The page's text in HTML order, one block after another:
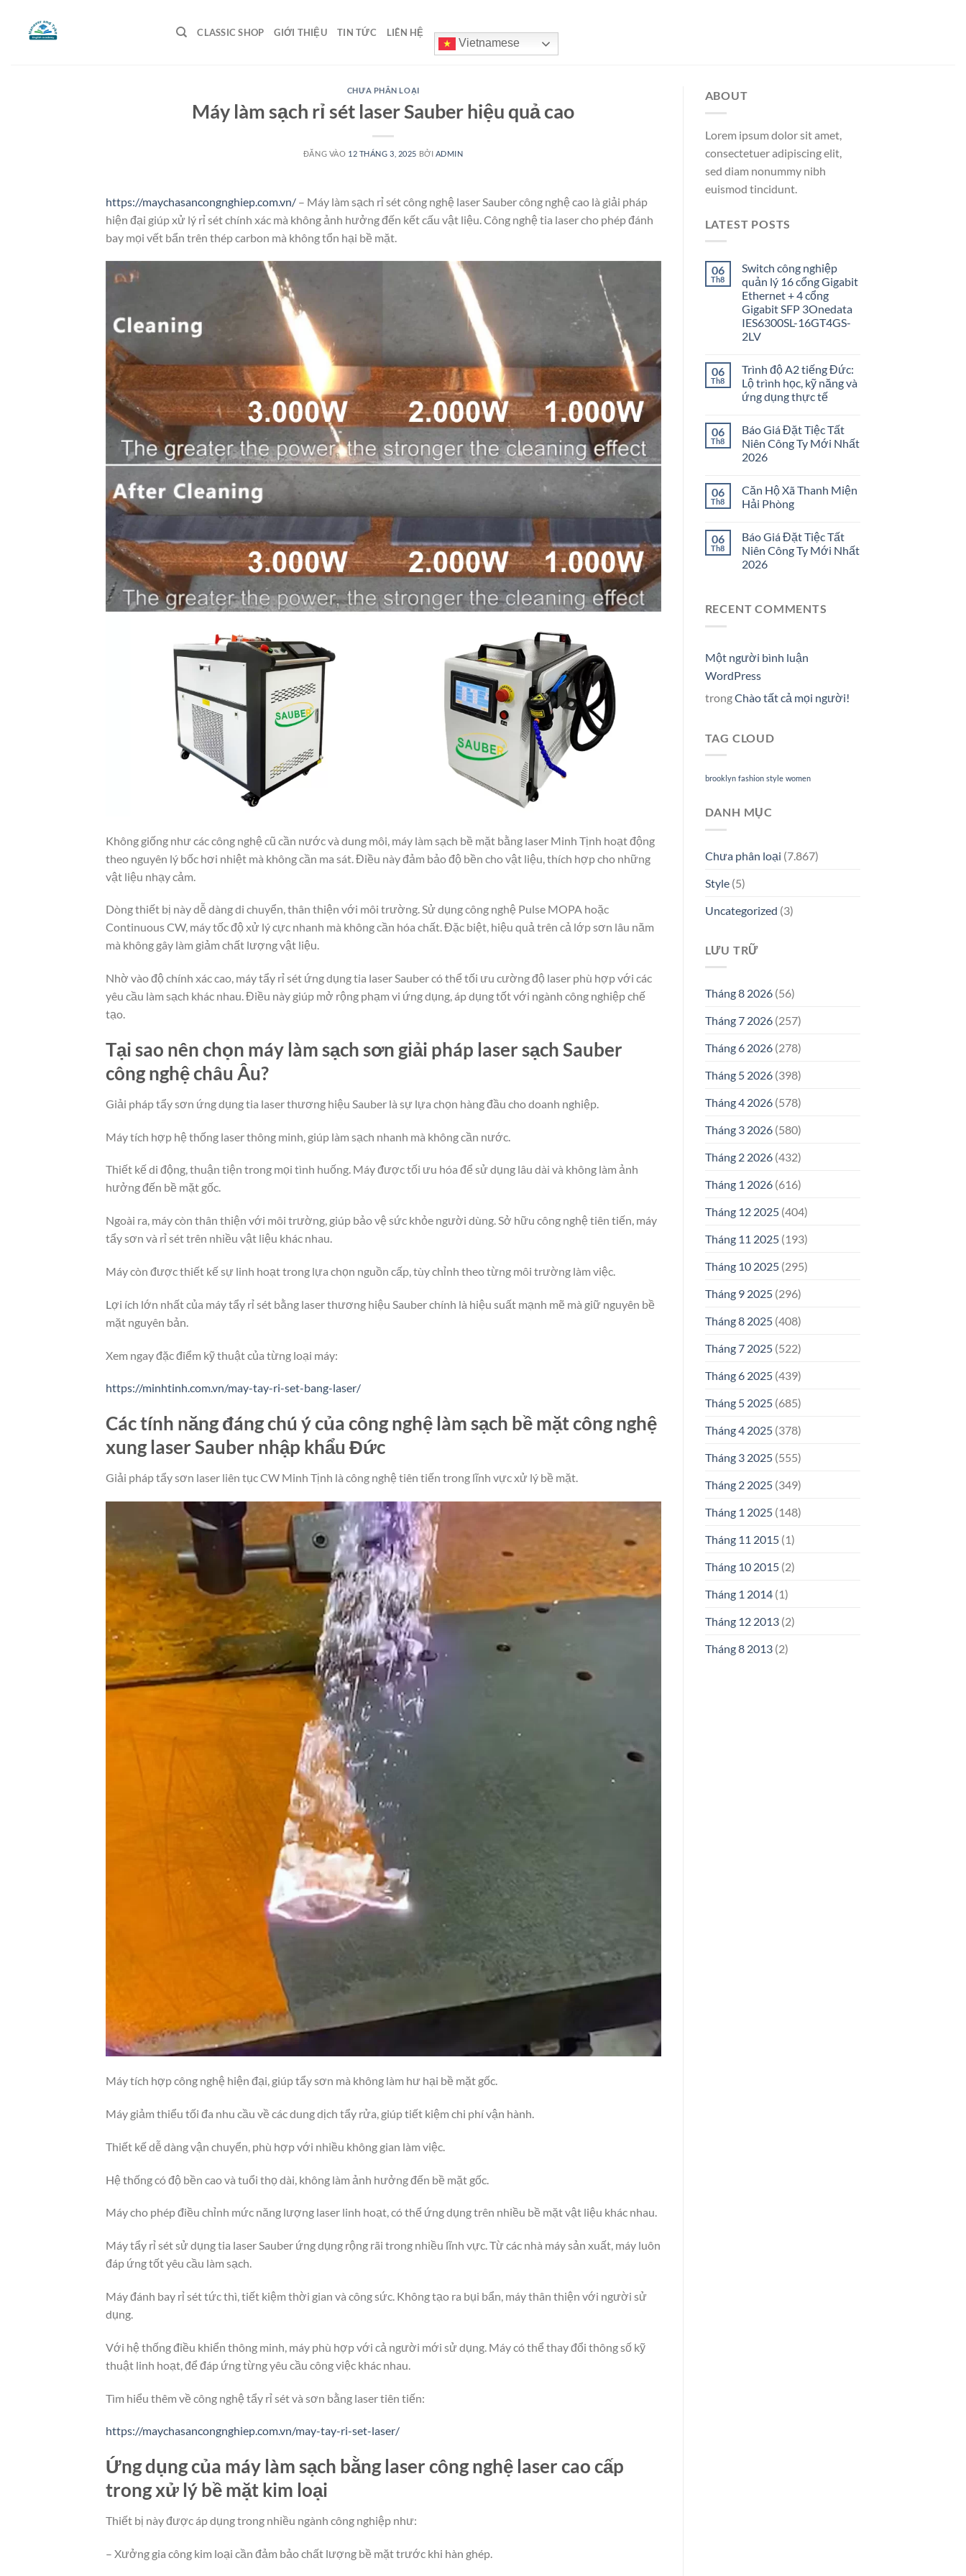
CLASSIC SHOP GIỚI THIỆU TIN TỨC LIÊN HỆ
Vietnamese
CHƯA PHÂN LOẠI
Máy làm sạch rỉ sét laser Sauber hiệu quả cao
ĐĂNG VÀO 12 THÁNG 3, 2025 BỞI ADMIN
https://maychasancongnghiep.com.vn/ – Máy làm sạch rỉ sét công nghệ laser Sauber công nghệ cao là giải pháp
hiện đại giúp xử lý rỉ sét chính xác mà không ảnh hưởng đến kết cấu vật liệu. Công nghệ tia laser cho phép đánh
bay mọi vết bẩn trên thép carbon mà không tổn hại bề mặt.
Không giống như các công nghệ cũ cần nước và dung môi, máy làm sạch bề mặt bằng laser Minh Tịnh hoạt động
theo nguyên lý bốc hơi nhiệt mà không cần ma sát. Điều này đảm bảo độ bền cho vật liệu, thích hợp cho những
vật liệu nhạy cảm.
Dòng thiết bị này dễ dàng di chuyển, thân thiện với môi trường. Sử dụng công nghệ Pulse MOPA hoặc
Continuous CW, máy tốc độ xử lý cực nhanh mà không cần hóa chất. Đặc biệt, hiệu quả trên cả lớp sơn lâu năm
mà không gây làm giảm chất lượng vật liệu.
Nhờ vào độ chính xác cao, máy tẩy rỉ sét ứng dụng tia laser Sauber có thể tối ưu cường độ laser phù hợp với các
yêu cầu làm sạch khác nhau. Điều này giúp mở rộng phạm vi ứng dụng, áp dụng tốt với ngành công nghiệp chế
tạo.
Tại sao nên chọn máy làm sạch sơn giải pháp laser sạch Sauber
công nghệ châu Âu?
Giải pháp tẩy sơn ứng dụng tia laser thương hiệu Sauber là sự lựa chọn hàng đầu cho doanh nghiệp.
Máy tích hợp hệ thống laser thông minh, giúp làm sạch nhanh mà không cần nước.
Thiết kế di động, thuận tiện trong mọi tình huống. Máy được tối ưu hóa để sử dụng lâu dài và không làm ảnh
hưởng đến bề mặt gốc.
Ngoài ra, máy còn thân thiện với môi trường, giúp bảo vệ sức khỏe người dùng. Sở hữu công nghệ tiên tiến, máy
tẩy sơn và rỉ sét trên nhiều vật liệu khác nhau.
Máy còn được thiết kế sự linh hoạt trong lựa chọn nguồn cấp, tùy chỉnh theo từng môi trường làm việc.
Lợi ích lớn nhất của máy tẩy rỉ sét bằng laser thương hiệu Sauber chính là hiệu suất mạnh mẽ mà giữ nguyên bề
mặt nguyên bản.
Xem ngay đặc điểm kỹ thuật của từng loại máy:
https://minhtinh.com.vn/may-tay-ri-set-bang-laser/
Các tính năng đáng chú ý của công nghệ làm sạch bề mặt công nghệ
xung laser Sauber nhập khẩu Đức
Giải pháp tẩy sơn laser liên tục CW Minh Tịnh là công nghệ tiên tiến trong lĩnh vực xử lý bề mặt.
Máy tích hợp công nghệ hiện đại, giúp tẩy sơn mà không làm hư hại bề mặt gốc.
Máy giảm thiểu tối đa nhu cầu về các dung dịch tẩy rửa, giúp tiết kiệm chi phí vận hành.
Thiết kế dễ dàng vận chuyển, phù hợp với nhiều không gian làm việc.
Hệ thống có độ bền cao và tuổi thọ dài, không làm ảnh hưởng đến bề mặt gốc.
Máy cho phép điều chỉnh mức năng lượng laser linh hoạt, có thể ứng dụng trên nhiều bề mặt vật liệu khác nhau.
Máy tẩy rỉ sét sử dụng tia laser Sauber ứng dụng rộng rãi trong nhiều lĩnh vực. Từ các nhà máy sản xuất, máy luôn
đáp ứng tốt yêu cầu làm sạch.
Máy đánh bay rỉ sét tức thì, tiết kiệm thời gian và công sức. Không tạo ra bụi bẩn, máy thân thiện với người sử
dụng.
Với hệ thống điều khiển thông minh, máy phù hợp với cả người mới sử dụng. Máy có thể thay đổi thông số kỹ
thuật linh hoạt, để đáp ứng từng yêu cầu công việc khác nhau.
Tìm hiểu thêm về công nghệ tẩy rỉ sét và sơn bằng laser tiên tiến:
https://maychasancongnghiep.com.vn/may-tay-ri-set-laser/
Ứng dụng của máy làm sạch bằng laser công nghệ laser cao cấp
trong xử lý bề mặt kim loại
Thiết bị này được áp dụng trong nhiều ngành công nghiệp như:
– Xưởng gia công kim loại cần đảm bảo chất lượng bề mặt trước khi hàn ghép.
ABOUT
Lorem ipsum dolor sit amet,
consectetuer adipiscing elit,
sed diam nonummy nibh
euismod tincidunt.
LATEST POSTS
06
Th8
Switch công nghiệp
quản lý 16 cổng Gigabit
Ethernet + 4 cổng
Gigabit SFP 3Onedata
IES6300SL-16GT4GS-
2LV
06
Th8
Trình độ A2 tiếng Đức:
Lộ trình học, kỹ năng và
ứng dụng thực tế
06
Th8
Báo Giá Đặt Tiệc Tất
Niên Công Ty Mới Nhất
2026
06
Th8
Căn Hộ Xã Thanh Miện
Hải Phòng
06
Th8
Báo Giá Đặt Tiệc Tất
Niên Công Ty Mới Nhất
2026
RECENT COMMENTS
Một người bình luận
WordPress
trongChào tất cả mọi người!
TAG CLOUD
brooklyn fashion style women
DANH MỤC
Chưa phân loại (7.867)
Style(5)
Uncategorized (3)
LƯU TRỮ
Tháng 8 2026(56)
Tháng 7 2026(257)
Tháng 6 2026(278)
Tháng 5 2026(398)
Tháng 4 2026(578)
Tháng 3 2026(580)
Tháng 2 2026(432)
Tháng 1 2026(616)
Tháng 12 2025(404)
Tháng 11 2025(193)
Tháng 10 2025(295)
Tháng 9 2025(296)
Tháng 8 2025(408)
Tháng 7 2025(522)
Tháng 6 2025(439)
Tháng 5 2025(685)
Tháng 4 2025(378)
Tháng 3 2025(555)
Tháng 2 2025(349)
Tháng 1 2025(148)
Tháng 11 2015(1)
Tháng 10 2015(2)
Tháng 1 2014(1)
Tháng 12 2013(2)
Tháng 8 2013(2)